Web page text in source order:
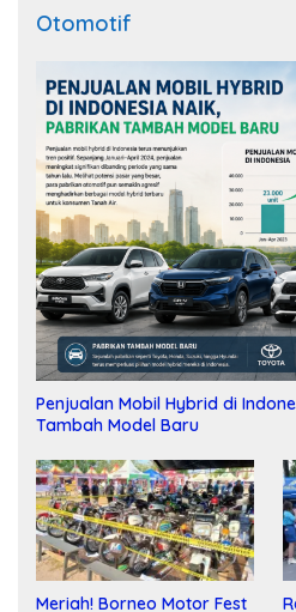
Otomotif
Penjualan Mobil Hybrid di
Tambah Model Baru
Meriah! Borneo Motor Fest